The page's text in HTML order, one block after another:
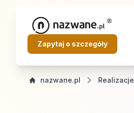
Zapytaj o szczegóły
nazwane.pl realizacje